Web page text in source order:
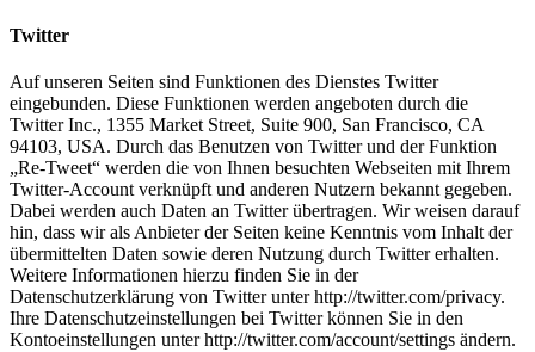
Twitter
Auf unseren Seiten sind Funktionen des Dienstes Twitter
eingebunden. Diese Funktionen werden angeboten durch die
Twitter Inc., 1355 Market Street, Suite 900, San Francisco, CA
94103, USA. Durch das Benutzen von Twitter und der Funktion
„Re-Tweet“ werden die von Ihnen besuchten Webseiten mit Ihrem
Twitter-Account verknüpft und anderen Nutzern bekannt gegeben.
Dabei werden auch Daten an Twitter übertragen. Wir weisen darauf
hin, dass wir als Anbieter der Seiten keine Kenntnis vom Inhalt der
übermittelten Daten sowie deren Nutzung durch Twitter erhalten.
Weitere Informationen hierzu finden Sie in der
Datenschutzerklärung von Twitter unter http://twitter.com/privacy.
Ihre Datenschutzeinstellungen bei Twitter können Sie in den
Kontoeinstellungen unter http://twitter.com/account/settings ändern.